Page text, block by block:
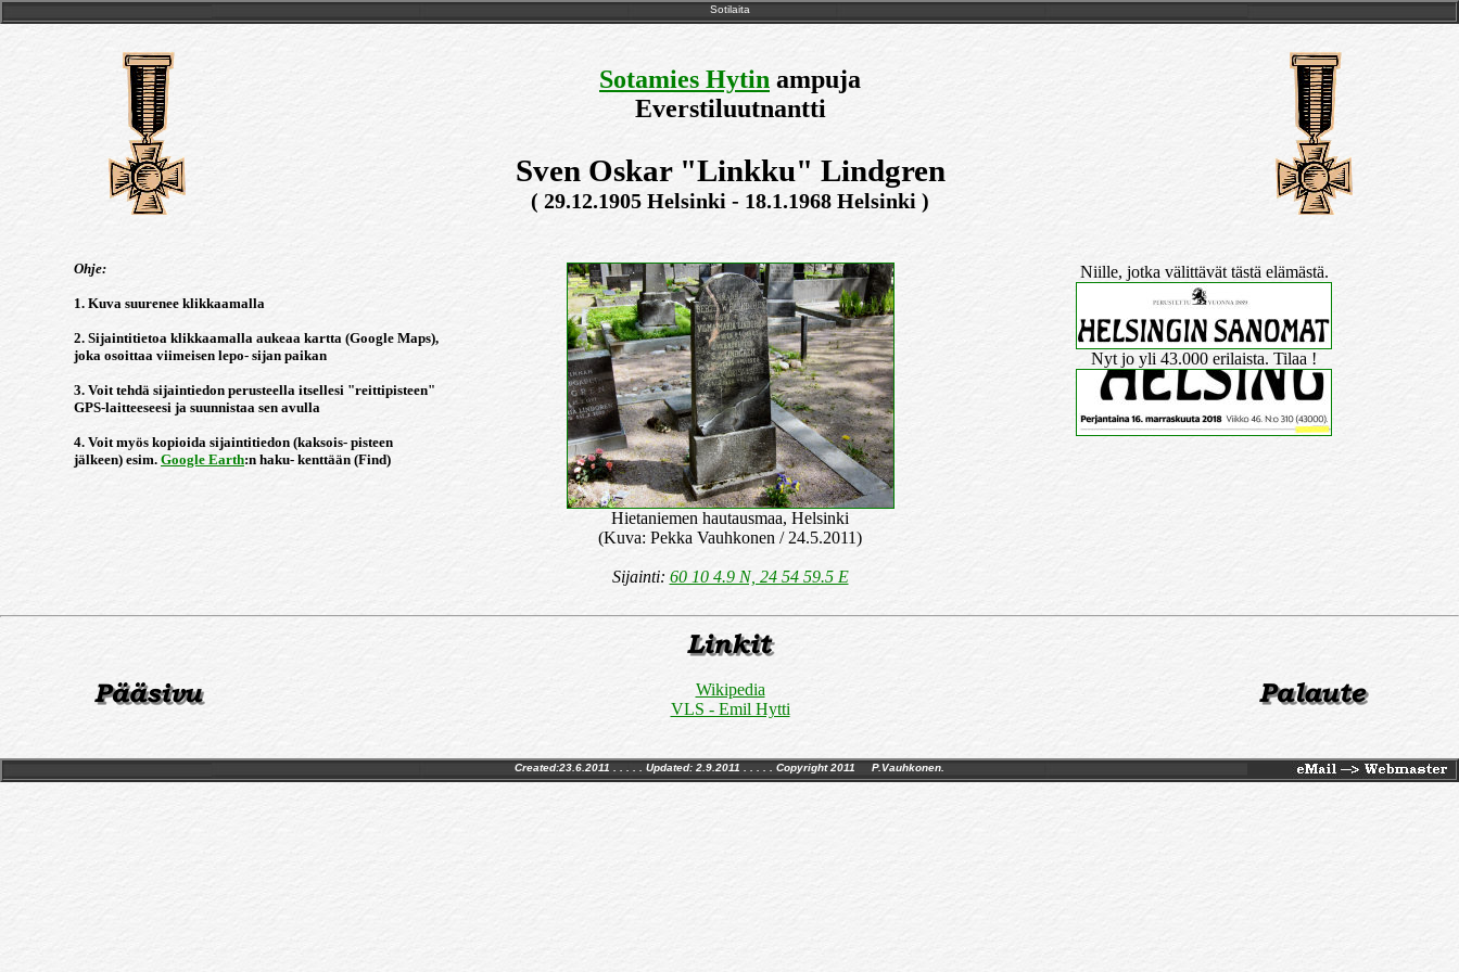
Sotilaita
Sotamies Hytin ampuja
Everstiluutnantti
Sven Oskar "Linkku" Lindgren
( 29.12.1905 Helsinki - 18.1.1968 Helsinki )
Ohje:
1. Kuva suurenee klikkaamalla
2. Sijaintitietoa klikkaamalla aukeaa kartta (Google Maps),
joka osoittaa viimeisen lepo- sijan paikan
3. Voit tehdä sijaintiedon perusteella itsellesi "reittipisteen"
GPS-laitteeseesi ja suunnistaa sen avulla
4. Voit myös kopioida sijaintitiedon (kaksois- pisteen
jälkeen) esim. Google Earth:n haku- kenttään (Find)
Hietaniemen hautausmaa, Helsinki
(Kuva: Pekka Vauhkonen / 24.5.2011)
Sijainti: 60 10 4.9 N, 24 54 59.5 E
Niille, jotka välittävät tästä elämästä.
Nyt jo yli 43.000 erilaista. Tilaa !
Wikipedia
VLS - Emil Hytti
Created:23.6.2011 . . . . . Updated: 2.9.2011 . . . . . Copyright 2011 P.Vauhkonen.